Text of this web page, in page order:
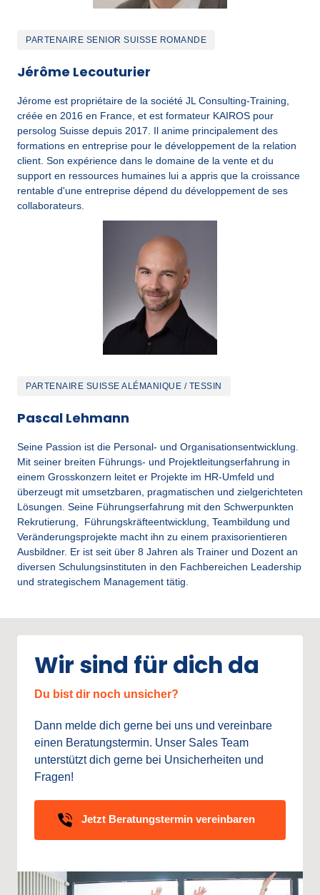
PARTENAIRE SENIOR SUISSE ROMANDE
Jérôme Lecouturier
Jérome est propriétaire de la société JL Consulting-Training,
créée en 2016 en France, et est formateur KAIROS pour
persolog Suisse depuis 2017. Il anime principalement des
formations en entreprise pour le développement de la relation
client. Son expérience dans le domaine de la vente et du
support en ressources humaines lui a appris que la croissance
rentable d'une entreprise dépend du développement de ses
collaborateurs.
PARTENAIRE SUISSE ALÉMANIQUE / TESSIN
Pascal Lehmann
Seine Passion ist die Personal- und Organisationsentwicklung.
Mit seiner breiten Führungs- und Projektleitungserfahrung in
einem Grosskonzern leitet er Projekte im HR-Umfeld und
überzeugt mit umsetzbaren, pragmatischen und zielgerichteten
Lösungen. Seine Führungserfahrung mit den Schwerpunkten
Rekrutierung,  Führungskräfteentwicklung, Teambildung und
Veränderungsprojekte macht ihn zu einem praxisorientieren
Ausbildner. Er ist seit über 8 Jahren als Trainer und Dozent an
diversen Schulungsinstituten in den Fachbereichen Leadership
und strategischem Management tätig.
Wir sind für dich da
Du bist dir noch unsicher?
Dann melde dich gerne bei uns und
einen Beratungstermin. Unser Sales
unterstützt dich gerne bei Unsicherheiten
Fragen!
Jetzt Beratungstermin vereinbaren